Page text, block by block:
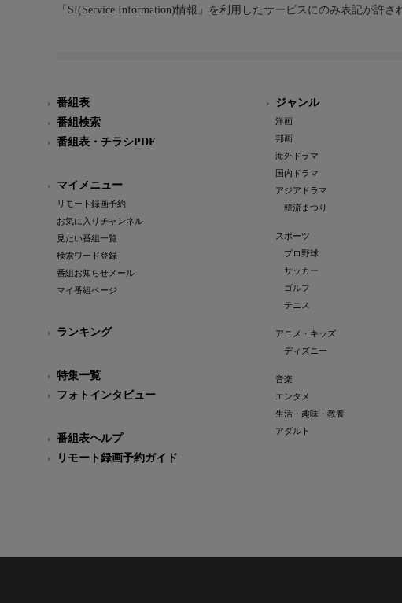
「SI(Service Information)情報」を利用したサービスにのみ表記が許さ
番組表
番組検索
番組表・チラシPDF
マイメニュー
リモート録画予約
お気に入りチャンネル
見たい番組一覧
検索ワード登録
番組お知らせメール
マイ番組ページ
ランキング
特集一覧
フォトインタビュー
番組表ヘルプ
リモート録画予約ガイド
ジャンル
洋画
邦画
海外ドラマ
国内ドラマ
アジアドラマ
韓流まつり
スポーツ
プロ野球
サッカー
ゴルフ
テニス
アニメ・キッズ
ディズニー
音楽
エンタメ
生活・趣味・教養
アダルト